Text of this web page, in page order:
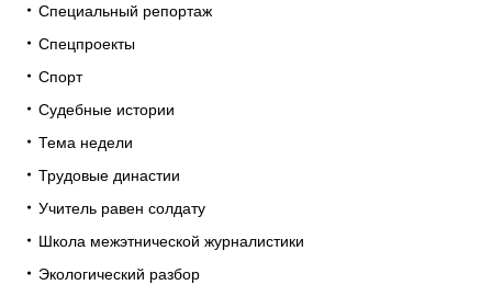
Специальный репортаж
Спецпроекты
Спорт
Судебные истории
Тема недели
Трудовые династии
Учитель равен солдату
Школа межэтнической журналистики
Экологический разбор